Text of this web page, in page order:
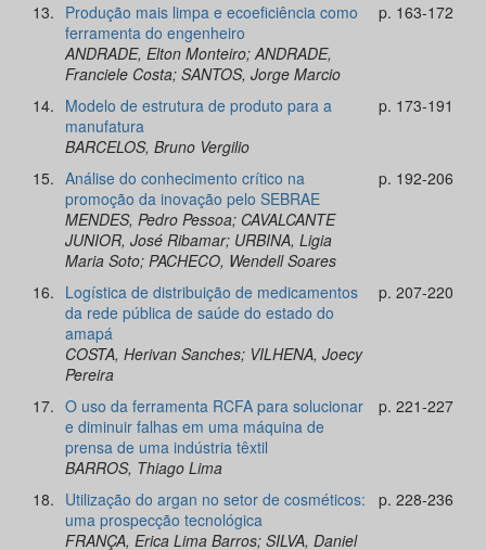
13. Produção mais limpa e ecoeficiência como
ferramenta do engenheiro
ANDRADE, Elton Monteiro; ANDRADE,
Franciele Costa; SANTOS, Jorge Marcio
p. 163-172
14. Modelo de estrutura de produto para a
manufatura
BARCELOS, Bruno Vergilio
p. 173-191
15. Análise do conhecimento crítico na
promoção da inovação pelo SEBRAE
MENDES, Pedro Pessoa; CAVALCANTE
JUNIOR, José Ribamar; URBINA, Ligia
Maria Soto; PACHECO, Wendell Soares
p. 192-206
16. Logística de distribuição de medicamentos
da rede pública de saúde do estado do
amapá
COSTA, Herivan Sanches; VILHENA, Joecy
Pereira
p. 207-220
17. O uso da ferramenta RCFA para solucionar
e diminuir falhas em uma máquina de
prensa de uma indústria têxtil
BARROS, Thiago Lima
p. 221-227
18. Utilização do argan no setor de cosméticos:
uma prospecção tecnológica
FRANÇA, Erica Lima Barros; SILVA, Daniel
p. 228-236